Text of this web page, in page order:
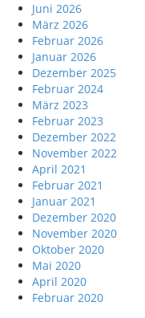
Juni 2026
März 2026
Februar 2026
Januar 2026
Dezember 2025
Februar 2024
März 2023
Februar 2023
Dezember 2022
November 2022
April 2021
Februar 2021
Januar 2021
Dezember 2020
November 2020
Oktober 2020
Mai 2020
April 2020
Februar 2020